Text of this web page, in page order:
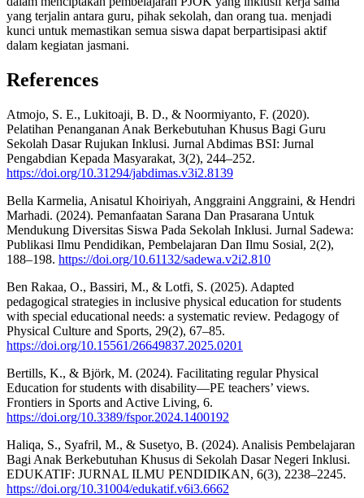
yang terjalin antara guru, pihak sekolah, dan orang tua. menjadi
kunci untuk memastikan semua siswa dapat berpartisipasi aktif
dalam kegiatan jasmani.
References
Atmojo, S. E., Lukitoaji, B. D., & Noormiyanto, F. (2020).
Pelatihan Penanganan Anak Berkebutuhan Khusus Bagi Guru
Sekolah Dasar Rujukan Inklusi. Jurnal Abdimas BSI: Jurnal
Pengabdian Kepada Masyarakat, 3(2), 244–252.
https://doi.org/10.31294/jabdimas.v3i2.8139
Bella Karmelia, Anisatul Khoiriyah, Anggraini Anggraini, & Hendri
Marhadi. (2024). Pemanfaatan Sarana Dan Prasarana Untuk
Mendukung Diversitas Siswa Pada Sekolah Inklusi. Jurnal Sadewa:
Publikasi Ilmu Pendidikan, Pembelajaran Dan Ilmu Sosial, 2(2),
188–198. https://doi.org/10.61132/sadewa.v2i2.810
Ben Rakaa, O., Bassiri, M., & Lotfi, S. (2025). Adapted
pedagogical strategies in inclusive physical education for students
with special educational needs: a systematic review. Pedagogy of
Physical Culture and Sports, 29(2), 67–85.
https://doi.org/10.15561/26649837.2025.0201
Bertills, K., & Björk, M. (2024). Facilitating regular Physical
Education for students with disability—PE teachers’ views.
Frontiers in Sports and Active Living, 6.
https://doi.org/10.3389/fspor.2024.1400192
Haliqa, S., Syafril, M., & Susetyo, B. (2024). Analisis Pembelajaran
Bagi Anak Berkebutuhan Khusus di Sekolah Dasar Negeri Inklusi.
EDUKATIF: JURNAL ILMU PENDIDIKAN, 6(3), 2238–2245.
https://doi.org/10.31004/edukatif.v6i3.6662